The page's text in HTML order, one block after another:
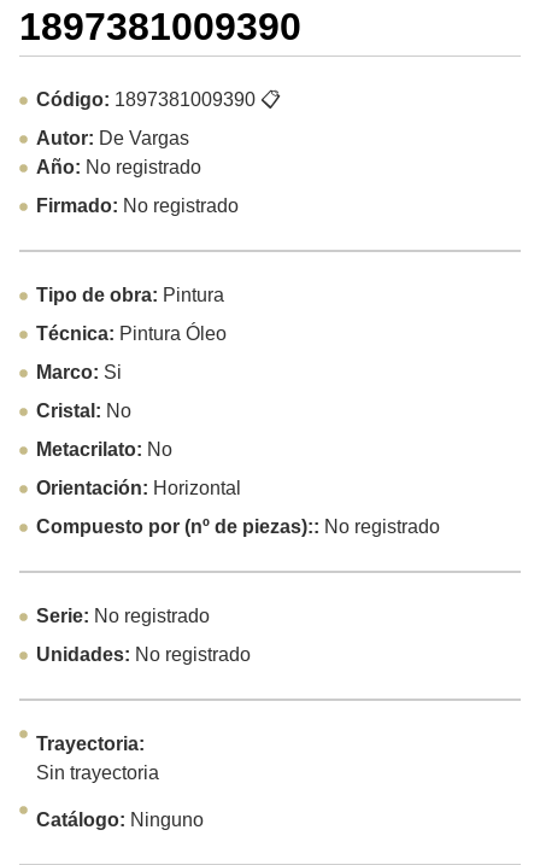
1897381009390
Código: 1897381009390📋
Autor: De Vargas
Año: No registrado
Firmado: No registrado
Tipo de obra: Pintura
Técnica: Pintura Óleo
Marco: Si
Cristal: No
Metacrilato: No
Orientación: Horizontal
Compuesto por (nº de piezas):: No registrado
Serie: No registrado
Unidades: No registrado
Trayectoria:
Sin trayectoria
Catálogo: Ninguno